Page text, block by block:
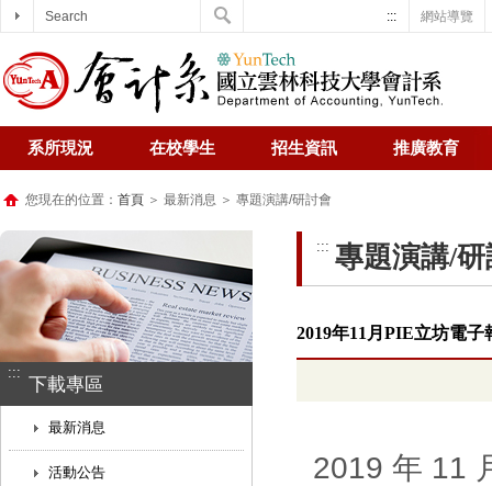
網站導覽
:::
系所現況 在校學生 招生資訊 推廣教育
您現在的位置： 首頁 ＞ 最新消息 ＞ 專題演講/研討會
:::
下載專區
最新消息
活動公告
::: 專題演講/
2019年11月PIE立坊電
2019 年 11
Search